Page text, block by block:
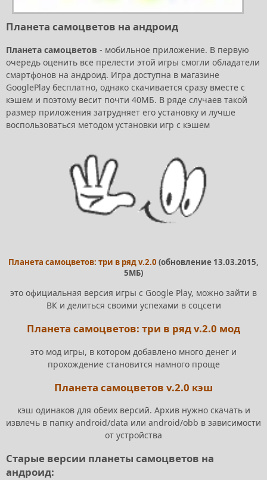
Планета самоцветов на андроид
Планета самоцветов - мобильное приложение. В первую
очередь оценить все прелести этой игры смогли обладатели
смартфонов на андроид. Игра доступна в магазине
GooglePlay бесплатно, однако скачивается сразу вместе с
кэшем и поэтому весит почти 40МБ. В ряде случаев такой
размер приложения затрудняет его установку и лучше
воспользоваться методом установки игр с кэшем
Планета самоцветов: три в ряд v.2.0 (обновление 13.03.2015,
5МБ)
это официальная версия игры с Google Play, можно зайти в
ВК и делиться своими успехами в соцсети
Планета самоцветов: три в ряд v.2.0 мод
это мод игры, в котором добавлено много денег и
прохождение становится намного проще
Планета самоцветов v.2.0 кэш
кэш одинаков для обеих версий. Архив нужно скачать и
извлечь в папку android/data или android/obb в зависимости
от устройства
Старые версии планеты самоцветов на
андроид: